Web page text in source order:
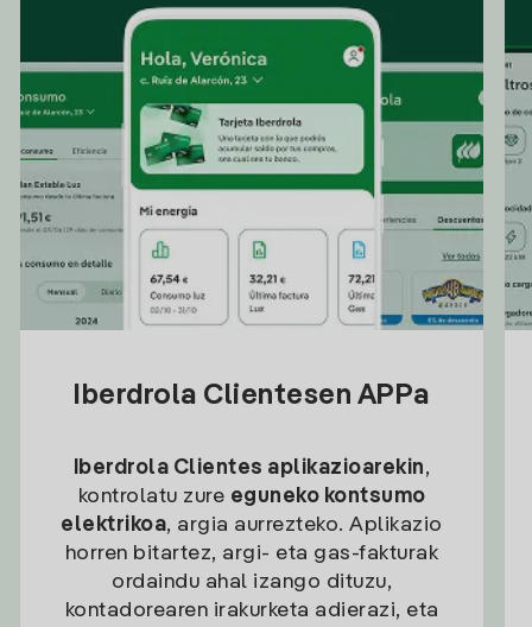
Iberdrola Clientesen APPa
Iberdrola Clientes aplikazioarekin,
kontrolatu zure eguneko kontsumo
elektrikoa, argia aurrezteko. Aplikazio
horren bitartez, argi- eta gas-fakturak
ordaindu ahal izango dituzu,
kontadorearen irakurketa adierazi, eta